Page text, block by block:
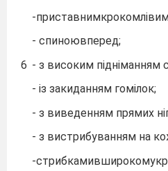
6
-
- спиноювперед;
- з високим підніманням
- із закиданням гомілок;
- з виведенням прямих
- з вистрибуванням на
-